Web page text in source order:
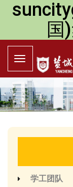
国
学工团队